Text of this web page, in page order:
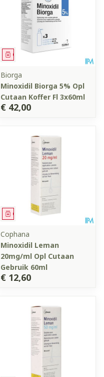
Geneesmiddel
Biorga
Minoxidil Biorga 5% Opl
Cutaan Koffer Fl 3x60ml
€ 42,00
Geneesmiddel
Cophana
Minoxidil Leman
20mg/ml Opl Cutaan
Gebruik 60ml
€ 12,60